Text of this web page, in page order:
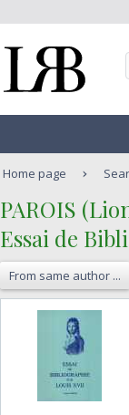
Home page
‎PAROIS
‎Essai de
From same author ...